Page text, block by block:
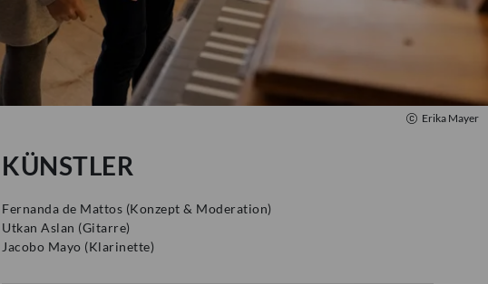
Erika Mayer
KÜNSTLER
Fernanda de Mattos (Konzept & Moderation)
Utkan Aslan (Gitarre)
Jacobo Mayo (Klarinette)